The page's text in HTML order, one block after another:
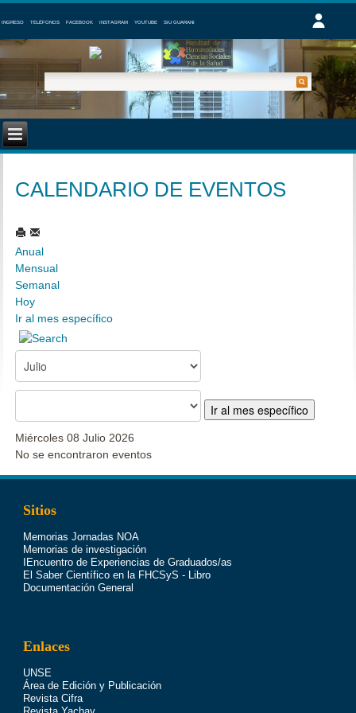
INGRESO TELÉFONOS FACEBOOK INSTAGRAM YOUTUBE SIU GUARANI
CALENDARIO DE EVENTOS
Anual
Mensual
Semanal
Hoy
Ir al mes específico
Ir al mes específico
Miércoles 08 Julio 2026
No se encontraron eventos
Sitios
Memorias Jornadas NOA
Memorias de investigación
IEncuentro de Experiencias de Graduados/as
El Saber Científico en la FHCSyS - Libro
Documentación General
Enlaces
UNSE
Área de Edición y Publicación
Revista Cifra